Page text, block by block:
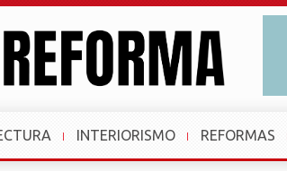
INTERIORISMO REFORMAS